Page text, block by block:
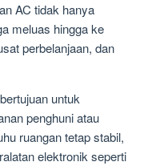
AC tidak hanya
meluas hingga ke
perbelanjaan, dan
untuk
penghuni atau
ruangan tetap stabil,
elektronik seperti